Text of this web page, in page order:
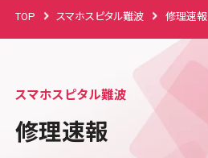
TOP スマホスピタル難波 修理速報
スマホスピタル難波
修理速報